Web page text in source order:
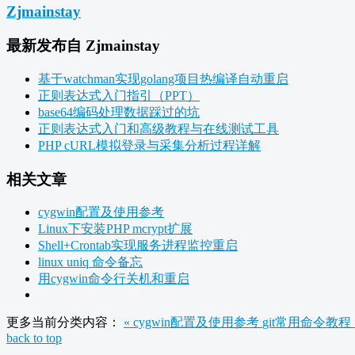
Zjmainstay
最新发布自 Zjmainstay
基于watchman实现golang项目热编译自动重启
正则表达式入门指引（PPT）
base64编码处理数据踩过的坑
正则表达式入门和高级教程与在线测试工具
PHP cURL模拟登录与采集分析过程详解
相关文章
cygwin配置及使用参考
Linux下安装PHP mcrypt扩展
Shell+Crontab实现服务进程监控重启
linux uniq 命令备忘
用cygwin命令行关机和重启
更多当前分类内容： « cygwin配置及使用参考 git常用命令教程
back to top